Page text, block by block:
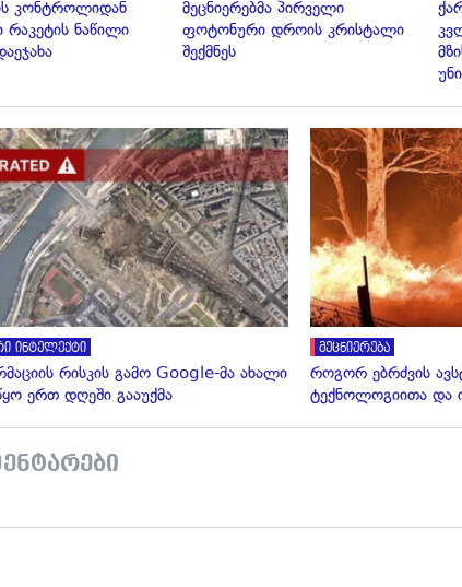
კონტროლიდან
რაკეტის ნაწილი
მეცნიერებმა პირველი
ფოტონური დროის კრისტალი
შექმნეს
გადახედვა
ინტელექტი
რისკის გამო Google-მა ახალი
ერთ დღეში გააუქმა
მეცნიერება
როგორ ებრძვის
ტექნოლოგიითა და